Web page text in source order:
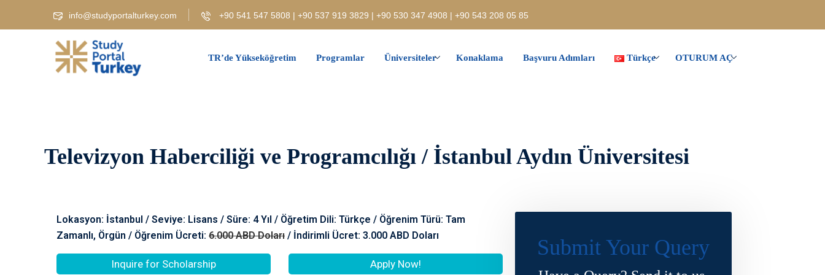
info@studyportalturkey.com +90 541 547 5808 | +90 537 919 3829 | +90 530 347 4908 | +90 543 208 05 85
TR’de Yükseköğretim Programlar Üniversiteler Konaklama Başvuru Adımları Türkçe OTURUM AÇ
Televizyon Haberciliği ve Programcılığı / İstanbul Aydın Üniversitesi
Lokasyon: İstanbul / Seviye: Lisans / Süre: 4 Yıl / Öğretim Dili: Türkçe / Öğrenim Türü: Tam
Zamanlı, Örgün / Öğrenim Ücreti: 6.000 ABD Doları / İndirimli Ücret: 3.000 ABD Doları
Inquire for Scholarship Apply Now!
Submit Your Query